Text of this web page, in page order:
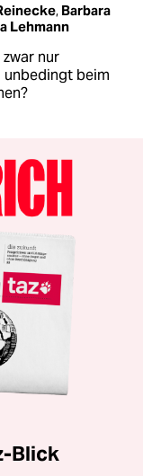
, Barbara
Lehmann
nur
unbedingt beim
Blick